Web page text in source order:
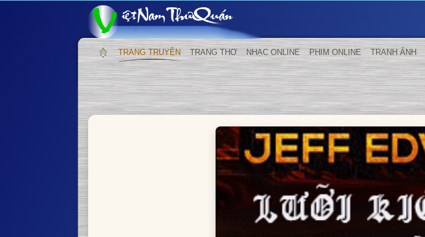
TRANG TRUYỆN TRANG THƠ NHẠC ONLINE PHIM ONLINE TRANH ẢNH